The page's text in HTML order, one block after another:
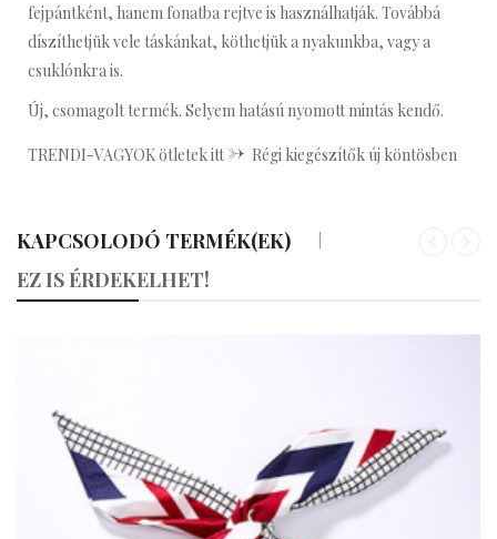
fejpántként, hanem fonatba rejtve is használhatják. Továbbá
díszíthetjük vele táskánkat, köthetjük a nyakunkba, vagy a
csuklónkra is.
Új, csomagolt termék. Selyem hatású nyomott mintás kendő.
TRENDI-VAGYOK ötletek itt-> Régi kiegészítők új köntösben
KAPCSOLODÓ TERMÉK(EK)
EZ IS ÉRDEKELHET!